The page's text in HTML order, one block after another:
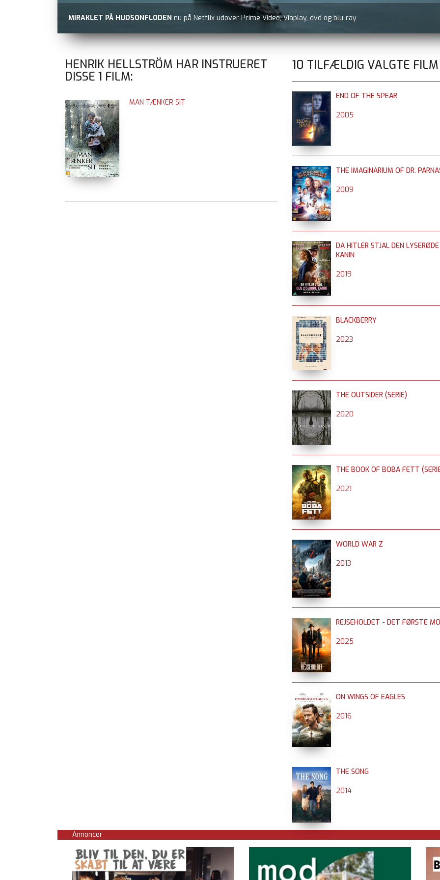
MIRAKLET PÅ HUDSONFLODEN nu på Netflix udover Prime Video, Viaplay, dvd og blu-ray
HENRIK HELLSTRÖM HAR INSTRUERET
DISSE 1 FILM:
MAN TÆNKER SIT
10 TILFÆLDIG VALGTE FILM
END OF THE SPEAR
2005
THE IMAGINARIUM OF DR.
2009
DA HITLER STJAL DEN LYSERØDE
KANIN
2019
BLACKBERRY
2023
THE OUTSIDER (SERIE)
2020
THE BOOK OF BOBA FETT
2021
WORLD WAR Z
2013
REJSEHOLDET - DET FØRSTE
2025
ON WINGS OF EAGLES
2016
THE SONG
2014
Annoncer